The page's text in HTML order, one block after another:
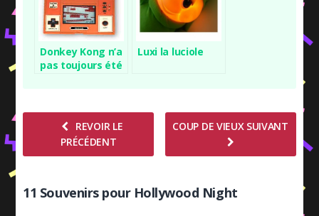
Donkey Kong n’a
pas toujours été
Luxi la luciole
REVOIR LE
PRÉCÉDENT
COUP DE VIEUX SUIVANT
11 Souvenirs pour Hollywood Night